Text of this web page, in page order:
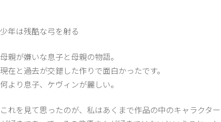
少年は残酷な弓を射る
母親が嫌いな息子と母親の物語。
現在と過去が交錯した作りで面白かったです。
何より息子、ケヴィンが麗しい。
これを見て思ったのが、私はあくまで作品の中のキャラクター